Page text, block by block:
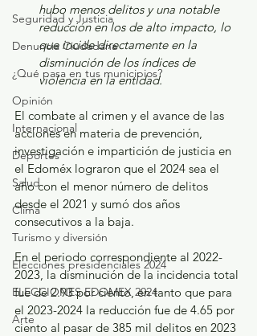
Seguridad y Justicia
Denuncia Ciudadana
¿Qué pasa en tus municipios?
Opinión
Internacional
Deportes
Salud
Clima
Turismo y diversión
Elecciones presidenciales 2024
ELECCIONES EDOMEX 2024
Arte
hubo menos delitos y una notable
reducción en los de alto impacto, lo
que incide directamente en la
disminución de los índices de
violencia en la entidad.
El combate al crimen y el avance de las
acciones en materia de prevención,
investigación e impartición de justicia en
el Edoméx lograron que el 2024 sea el
año con el menor número de delitos
desde el 2021 y sumó dos años
consecutivos a la baja.
En el periodo correspondiente al 2022-
2023, la disminución de la incidencia total
fue de 2.93 por ciento, en tanto que para
el 2023-2024 la reducción fue de 4.65 por
ciento al pasar de 385 mil delitos en 2023